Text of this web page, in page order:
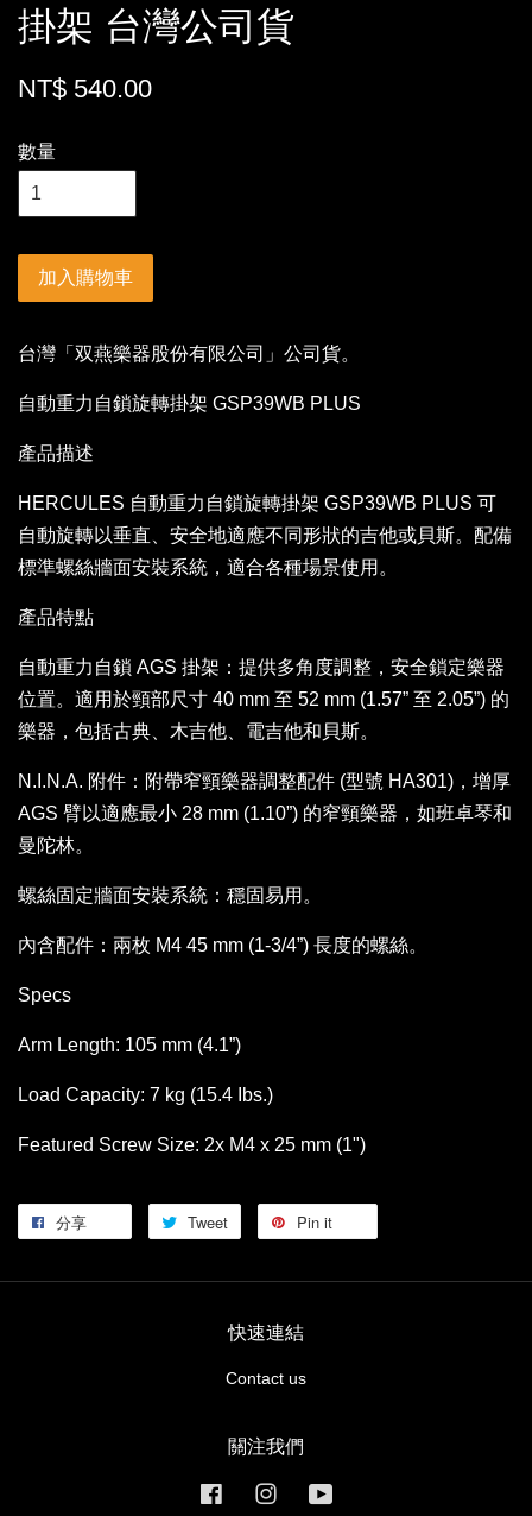
掛架 台灣公司貨
NT$ 540.00
數量
加入購物車
台灣「双燕樂器股份有限公司」公司貨。
自動重力自鎖旋轉掛架 GSP39WB PLUS
產品描述
HERCULES 自動重力自鎖旋轉掛架 GSP39WB PLUS 可
自動旋轉以垂直、安全地適應不同形狀的吉他或貝斯。配備
標準螺絲牆面安裝系統，適合各種場景使用。
產品特點
自動重力自鎖 AGS 掛架：提供多角度調整，安全鎖定樂器
位置。適用於頸部尺寸 40 mm 至 52 mm (1.57” 至 2.05”) 的
樂器，包括古典、木吉他、電吉他和貝斯。
N.I.N.A. 附件：附帶窄頸樂器調整配件 (型號 HA301)，增厚
AGS 臂以適應最小 28 mm (1.10”) 的窄頸樂器，如班卓琴和
曼陀林。
螺絲固定牆面安裝系統：穩固易用。
內含配件：兩枚 M4 45 mm (1-3/4”) 長度的螺絲。
Specs
Arm Length: 105 mm (4.1”)
Load Capacity: 7 kg (15.4 Ibs.)
Featured Screw Size: 2x M4 x 25 mm (1")
分享 Tweet Pin it
快速連結
Contact us
關注我們
FacebookInstagram